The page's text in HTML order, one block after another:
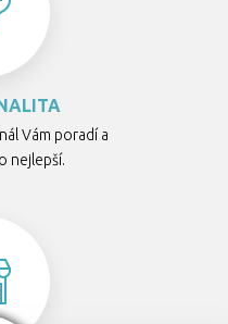
Vám poradí a
nejlepší.